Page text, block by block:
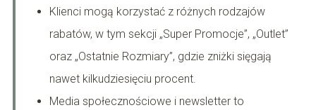
Klienci mogą korzystać z różnych rodzajów
rabatów, w tym sekcji „Super Promocje”, „Outlet”
oraz „Ostatnie Rozmiary”, gdzie zniżki sięgają
nawet kilkudziesięciu procent.
Media społecznościowe i newsletter to